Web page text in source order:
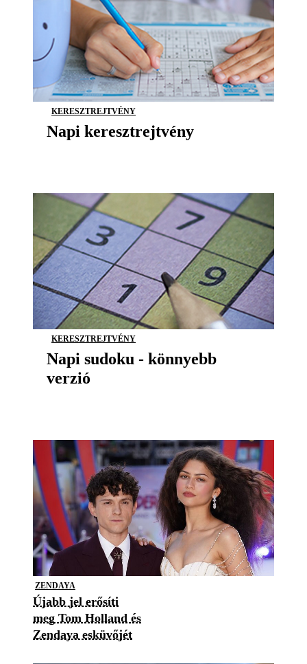
KERESZTREJTVÉNY
Napi keresztrejtvény
KERESZTREJTVÉNY
Napi sudoku - könnyebb
verzió
ZENDAYA
Újabb jel erősíti
meg Tom Holland és
Zendaya esküvőjét